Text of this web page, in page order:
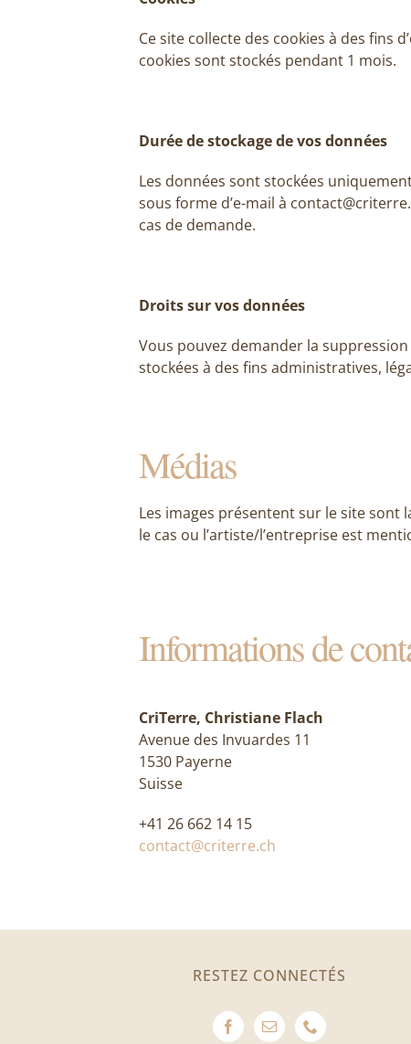
Ce site collecte des cookies à des fins
cookies sont stockés pendant 1 mois.
Durée de stockage de vos données
Les données sont stockées
sous forme d’e-mail à
cas de demande.
Droits sur vos données
Vous pouvez demander la
stockées à des fins administratives,
Médias
Les images présentent sur le site sont
le cas ou l’artiste/l’entreprise est
Informations de
CriTerre, Christiane Flach
Avenue des Invuardes 11
1530 Payerne
Suisse
+41 26 662 14 15
contact@criterre.ch
RESTEZ CONNECTÉS